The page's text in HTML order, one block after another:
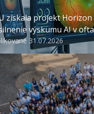
získala projekt Horizon
výskumu AI v
31.07.2026